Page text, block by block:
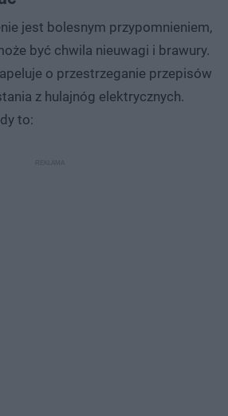
jest bolesnym przypomnieniem,
być chwila nieuwagi i brawury.
o przestrzeganie przepisów
z hulajnóg elektrycznych.
to: